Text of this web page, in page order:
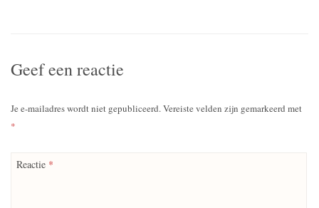
Geef een reactie
Je e-mailadres wordt niet gepubliceerd.Vereiste velden zijn gemarkeerd met
*
Reactie *